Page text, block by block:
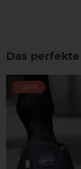
Das
-20%